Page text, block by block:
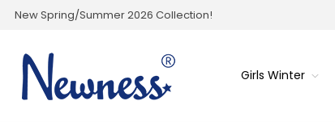
New Spring/Summer 2026 Collection!
Girls Winter